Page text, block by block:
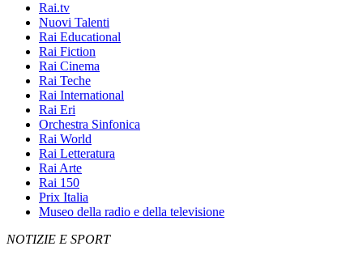
Rai.tv
Nuovi Talenti
Rai Educational
Rai Fiction
Rai Cinema
Rai Teche
Rai International
Rai Eri
Orchestra Sinfonica
Rai World
Rai Letteratura
Rai Arte
Rai 150
Prix Italia
Museo della radio e della televisione
NOTIZIE E SPORT